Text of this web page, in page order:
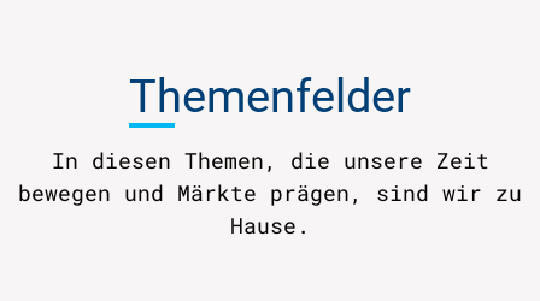
Themenfelder
In diesen Themen, die unsere Zeit
bewegen und Märkte prägen, sind wir zu
Hause.